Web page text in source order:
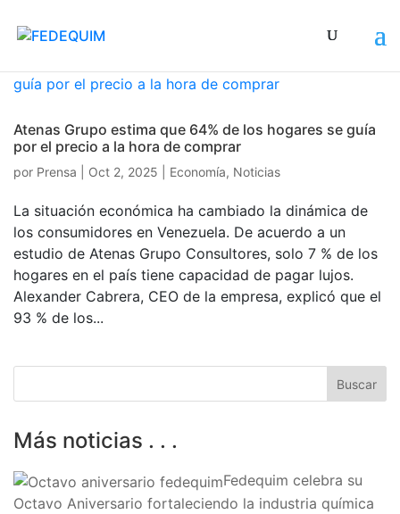
Atenas Grupo estima que 64% de los hogares se guía
por el precio a la hora de comprar
por Prensa Oct 2, 2025 Economía, Noticias
La situación económica ha cambiado la dinámica de
los consumidores en Venezuela. De acuerdo a un
estudio de Atenas Grupo Consultores, solo 7 % de los
hogares en el país tiene capacidad de pagar lujos.
Alexander Cabrera, CEO de la empresa, explicó que el
93 % de los...
Más noticias . . .
Fedequim celebra su
Octavo Aniversario fortaleciendo la industria química